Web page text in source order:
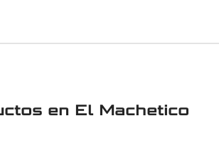
en El Machetico